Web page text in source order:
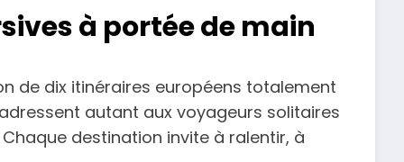
à portée de main
de dix itinéraires européens totalement
autant aux voyageurs solitaires
destination invite à ralentir, à